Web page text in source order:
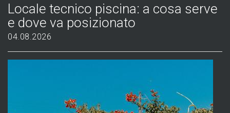
Locale tecnico piscina: a cosa serve
e dove va posizionato
04.08.2026